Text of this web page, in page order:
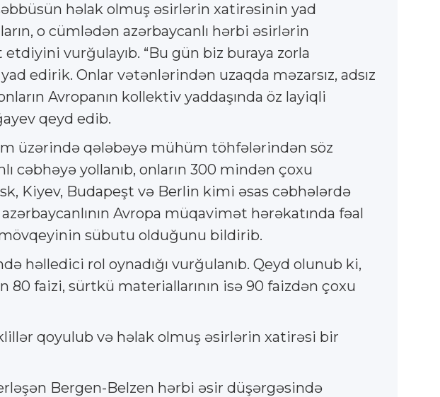
həlak olmuş əsirlərin xatirəsinin yad
o cümlədən azərbaycanlı hərbi əsirlərin
vurğulayıb. “Bu gün biz buraya zorla
edirik. Onlar vətənlərindən uzaqda məzarsız, adsız
Avropanın kollektiv yaddaşında öz layiqli
qeyd edib.
üzərində qələbəyə mühüm töhfələrindən söz
cəbhəyə yollanıb, onların 300 mindən çoxu
Kiyev, Budapeşt və Berlin kimi əsas cəbhələrdə
Avropa müqavimət hərəkatında fəal
mövqeyinin sübutu olduğunu bildirib.
həlledici rol oynadığı vurğulanıb. Qeyd olunub ki,
80 faizi, sürtkü materiallarının isə 90 faizdən çoxu
qoyulub və həlak olmuş əsirlərin xatirəsi bir
Bergen-Belzen hərbi əsir düşərgəsində